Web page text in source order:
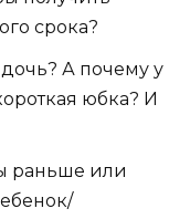
срока?
А почему у
юбка? И
раньше или